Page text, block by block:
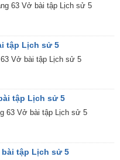
63 Vở bài tập Lịch sử 5
tập Lịch sử 5
Vở bài tập Lịch sử 5
tập Lịch sử 5
63 Vở bài tập Lịch sử 5
bài tập Lịch sử 5